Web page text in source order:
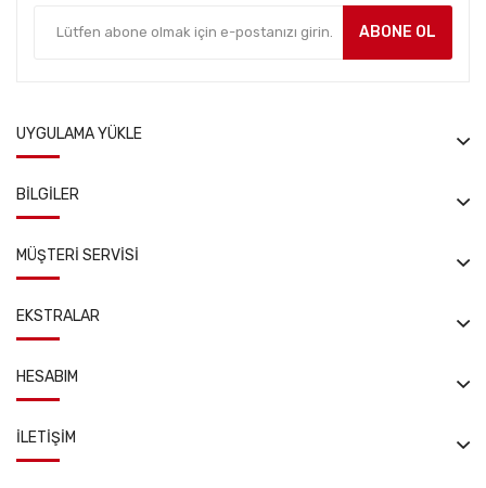
ABONE OL
UYGULAMA YÜKLE
BILGILER
MÜŞTERI SERVISI
EKSTRALAR
HESABIM
İLETIŞIM